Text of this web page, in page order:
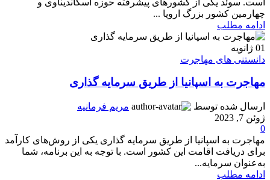
چهارمین کشور بزرگ اروپا ...
ادامه مطلب
01 ژانویه
دانستنی های مهاجرت
مهاجرت به اسپانیا از طریق سرمایه گذاری
ارسال شده توسط
مریم فرمانیه
ژوئن 7, 2023
0
مهاجرت به اسپانیا از طریق سرمایه گذاری یکی از روش‌های کارآمد
برای دریافت اقامت این کشور است. با توجه به این برنامه، شما
به‌عنوان سرمایه...
ادامه مطلب